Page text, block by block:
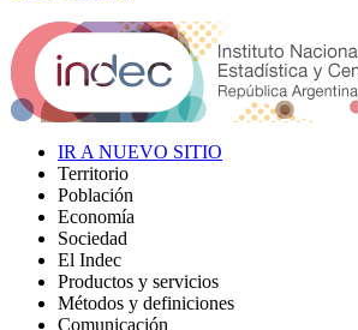
IR A NUEVO SITIO
Territorio
Población
Economía
Sociedad
El Indec
Productos y servicios
Métodos y definiciones
Comunicación